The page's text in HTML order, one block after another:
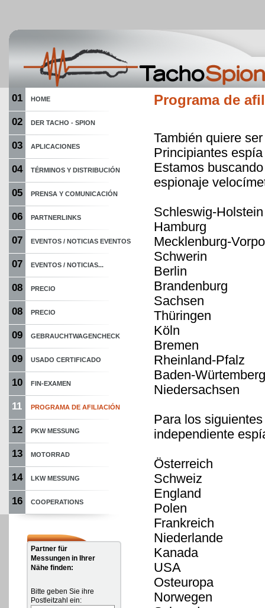
01 HOME
02 DER TACHO - SPION
03 APLICACIONES
04 TÉRMINOS Y DISTRIBUCIÓN
05 PRENSA Y COMUNICACIÓN
06 PARTNERLINKS
07 EVENTOS / NOTICIAS EVENTOS
07 EVENTOS / NOTICIAS...
08 PRECIO
08 PRECIO
09 GEBRAUCHTWAGENCHECK
09 USADO CERTIFICADO
10 FIN-EXAMEN
11 PROGRAMA DE AFILIACIÓN
12 PKW MESSUNG
13 MOTORRAD
14 LKW MESSUNG
16 COOPERATIONS
Partner für
Messungen in Ihrer
Nähe finden:
Bitte geben Sie ihre
Postleitzahl ein:
Programa de
También quiere
Principiantes
Estamos
espionaje
Schleswig-Holstein
Hamburg
Mecklenburg-
Schwerin
Berlin
Brandenburg
Sachsen
Thüringen
Köln
Bremen
Rheinland-Pfalz
Baden-Würtemberg
Niedersachsen
Para los
independiente
Österreich
Schweiz
England
Polen
Frankreich
Niederlande
Kanada
USA
Osteuropa
Norwegen